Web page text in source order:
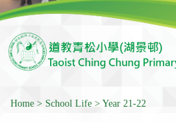
Home School Life Year 21-22